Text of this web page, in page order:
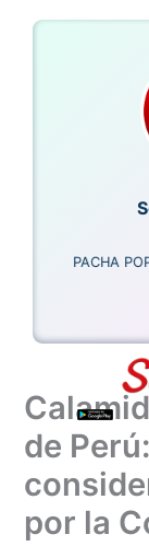
PACHA POP
de
por la